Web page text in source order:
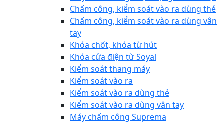
Chấm công, kiểm soát vào ra dùng thẻ
Chấm công, kiểm soát vào ra dùng vân
tay
Khóa chốt, khóa từ hút
Khóa cửa điện từ Soyal
Kiểm soát thang máy
Kiểm soát vào ra
Kiểm soát vào ra dùng thẻ
Kiểm soát vào ra dùng vân tay
Máy chấm công Suprema